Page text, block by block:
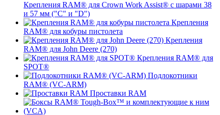
Крепления RAM® для Crown Work Assist® с шарами 38
и 57 мм ("C" и "D")
Крепления
RAM® для кобуры пистолета
Крепления
RAM® для John Deere (270)
Крепления RAM® для
SPOT®
Подлокотники
RAM® (VC-ARM)
Проставки RAM